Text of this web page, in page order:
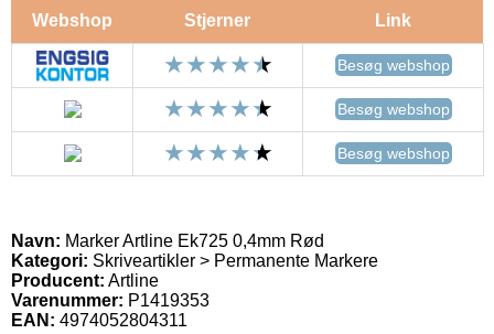
Webshop Stjerner Link
Besøg webshop
Besøg webshop
Besøg webshop
Navn: Marker Artline Ek725 0,4mm Rød
Kategori: Skriveartikler > Permanente Markere
Producent: Artline
Varenummer: P1419353
EAN: 4974052804311